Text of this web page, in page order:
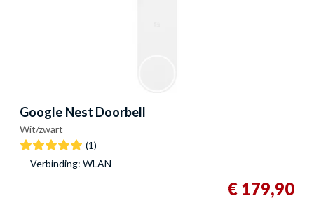
Google Nest Doorbell
Wit/zwart
(1)
Verbinding: WLAN
€ 179,90